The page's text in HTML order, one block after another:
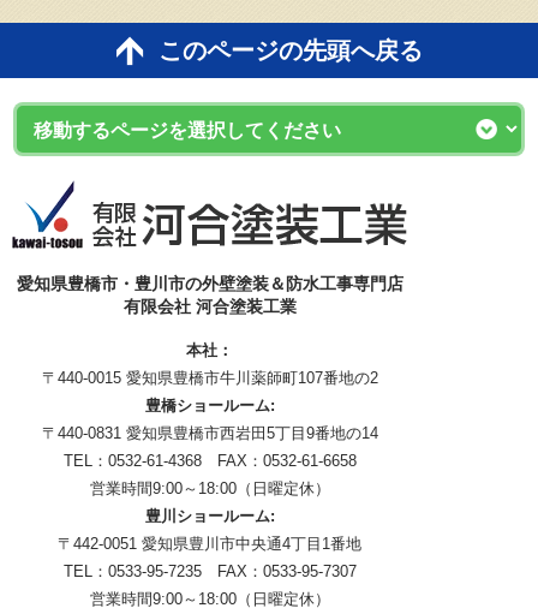
このページの先頭へ戻る
愛知県豊橋市・豊川市の外壁塗装＆防水工事専門店
有限会社 河合塗装工業
本社：
〒440-0015 愛知県豊橋市牛川薬師町107番地の2
豊橋ショールーム:
〒440-0831 愛知県豊橋市西岩田5丁目9番地の14
TEL：0532-61-4368 FAX：0532-61-6658
営業時間9:00～18:00（日曜定休）
豊川ショールーム:
〒442-0051 愛知県豊川市中央通4丁目1番地
TEL：0533-95-7235 FAX：0533-95-7307
営業時間9:00～18:00（日曜定休）